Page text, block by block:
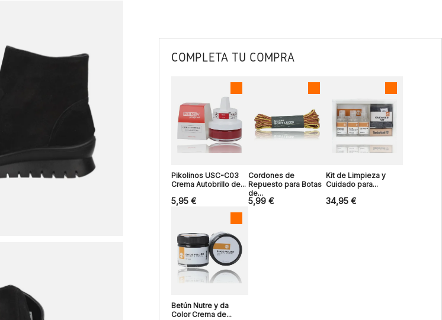
COMPLETA TU COMPRA
Pikolinos USC-C03
Crema Autobrillo de...
5,95 €
Cordones de
Repuesto para Botas
de...
5,99 €
Kit de Limpieza y
Cuidado para...
34,95 €
Betún Nutre y da
Color Crema de...